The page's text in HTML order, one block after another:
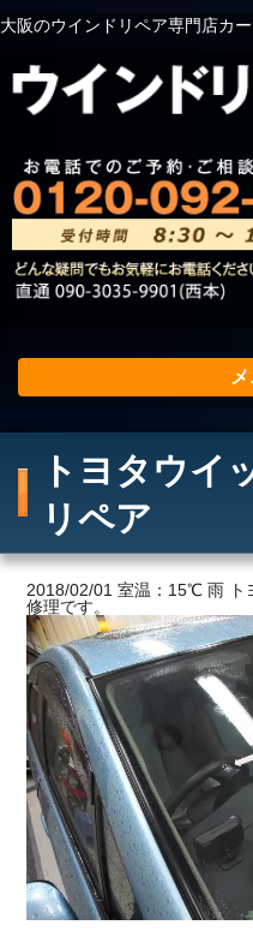
大阪のウインドリペア専門店カ
ご
トヨタウイ
リペア
2018/02/01 室温：15℃ 雨 ト
修理です。